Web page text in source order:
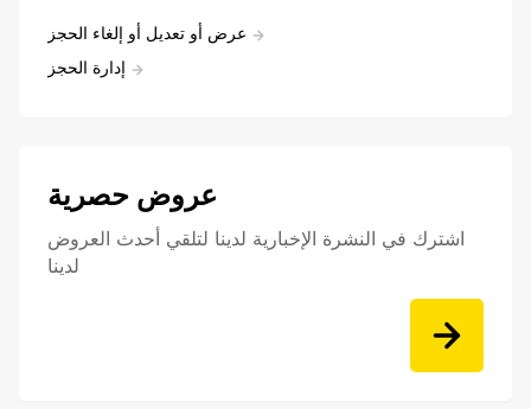
عرض أو تعديل أو إلغاء الحجز
إدارة الحجز
عروض حصرية
اشترك في النشرة الإخبارية لدينا لتلقي أحدث العروض
لدينا